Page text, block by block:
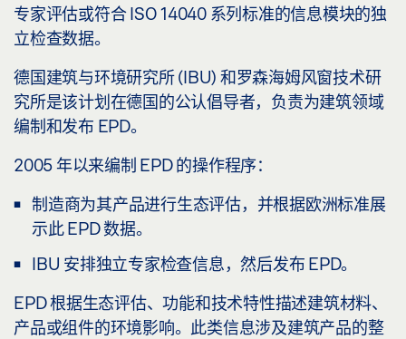
专家评估或符合 ISO 14040 系列标准的信息模块的独
立检查数据。
德国建筑与环境研究所 (IBU) 和罗森海姆风窗技术研
究所是该计划在德国的公认倡导者，负责为建筑领域
编制和发布 EPD。
2005 年以来编制 EPD 的操作程序：
制造商为其产品进行生态评估，并根据欧洲标准展
示此 EPD 数据。
IBU 安排独立专家检查信息，然后发布 EPD。
EPD 根据生态评估、功能和技术特性描述建筑材料、
产品或组件的环境影响。此类信息涉及建筑产品的整